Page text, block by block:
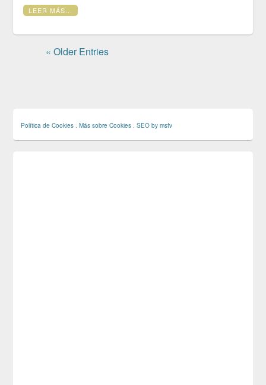
LEER MÁS...
« Older Entries
Política de Cookies .Más sobre Cookies .SEO by msfv